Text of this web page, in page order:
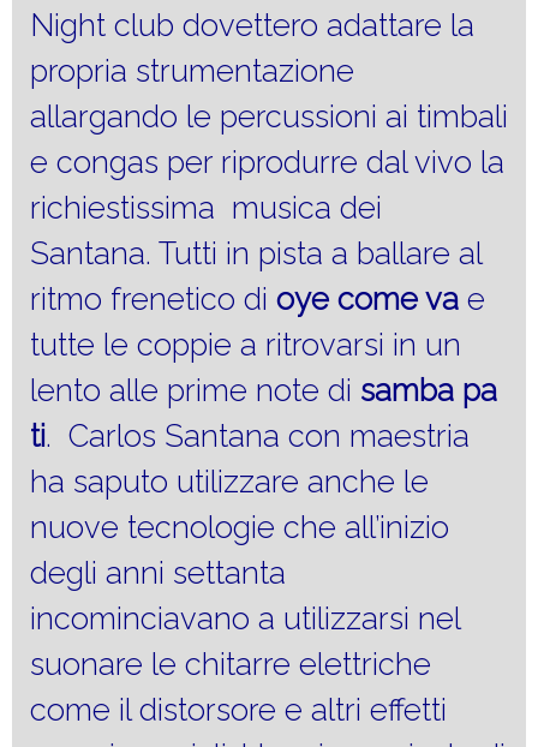
Night club dovettero adattare la
propria strumentazione
allargando le percussioni ai timbali
e congas per riprodurre dal vivo la
richiestissima musica dei
Santana. Tutti in pista a ballare al
ritmo frenetico di oye come va e
tutte le coppie a ritrovarsi in un
lento alle prime note di samba pa
ti. Carlos Santana con maestria
ha saputo utilizzare anche le
nuove tecnologie che all’inizio
degli anni settanta
incominciavano a utilizzarsi nel
suonare le chitarre elettriche
come il distorsore e altri effetti